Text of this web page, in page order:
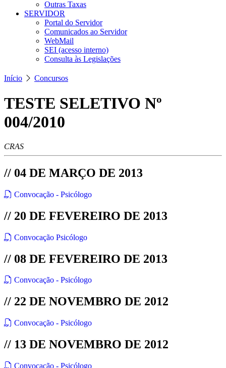
Outras Taxas
SERVIDOR
Portal do Servidor
Comunicados ao Servidor
WebMail
SEI (acesso interno)
Consulta às Legislações
Início Concursos
TESTE SELETIVO Nº
004/2010
CRAS
// 04 DE MARÇO DE 2013
Convocação - Psicólogo
// 20 DE FEVEREIRO DE 2013
Convocação Psicólogo
// 08 DE FEVEREIRO DE 2013
Convocação - Psicólogo
// 22 DE NOVEMBRO DE 2012
Convocação - Psicólogo
// 13 DE NOVEMBRO DE 2012
Convocação - Psicólogo